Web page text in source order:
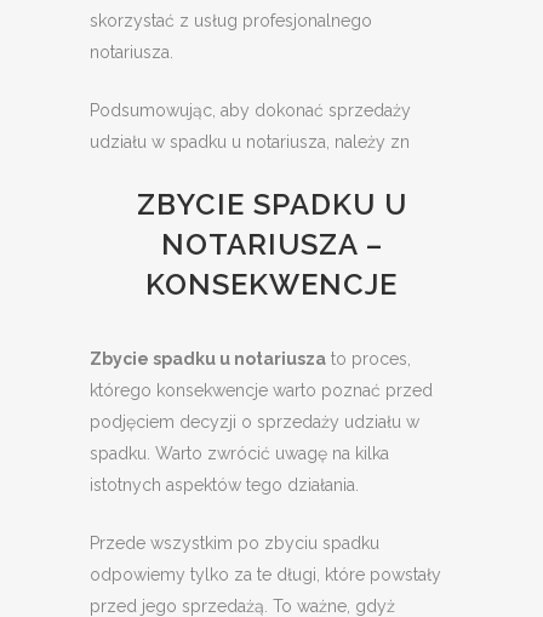
skorzystać z usług profesjonalnego
notariusza.
Podsumowując, aby dokonać sprzedaży
udziału w spadku u notariusza, należy zn
ZBYCIE SPADKU U
NOTARIUSZA –
KONSEKWENCJE
Zbycie spadku u notariusza to proces,
którego konsekwencje warto poznać przed
podjęciem decyzji o sprzedaży udziału w
spadku. Warto zwrócić uwagę na kilka
istotnych aspektów tego działania.
Przede wszystkim po zbyciu spadku
odpowiemy tylko za te długi, które powstały
przed jego sprzedażą. To ważne, gdyż